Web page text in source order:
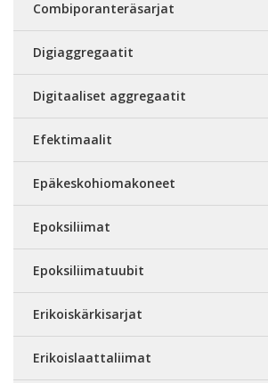
Combiporanteräsarjat
Digiaggregaatit
Digitaaliset aggregaatit
Efektimaalit
Epäkeskohiomakoneet
Epoksiliimat
Epoksiliimatuubit
Erikoiskärkisarjat
Erikoislaattaliimat